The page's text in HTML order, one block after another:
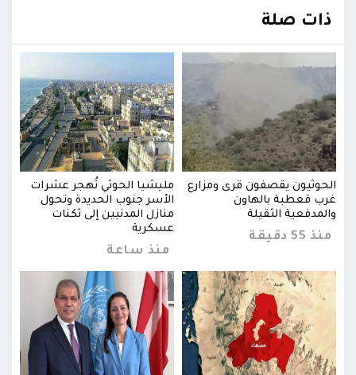
ذات صلة
الحوثيون يقصفون قرى ومزارع
غرب قعطبة بالهاون
والمدفعية الثقيلة
منذ 55 دقيقة
مليشيا الحوثي تُهجر عشرات
الأسر جنوب الحديدة وتحول
منازل المدنيين إلى ثكنات
عسكرية
منذ ساعة